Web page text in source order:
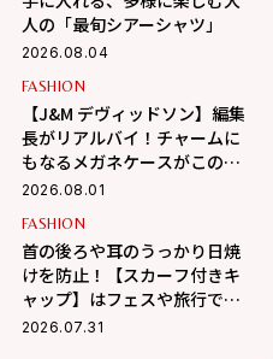
人の「最旬シアーシャツ」
2026.08.04
FASHION
【J&M デヴィッドソン】編集
長がリアルバイ！チャームに
もなるメガネケースがこの夏
大活躍の予感
2026.08.01
FASHION
首の後ろや耳のうっかり日焼
けを防止！【スカーフ付きキ
ャップ】はフェスや旅行でも
活躍
2026.07.31